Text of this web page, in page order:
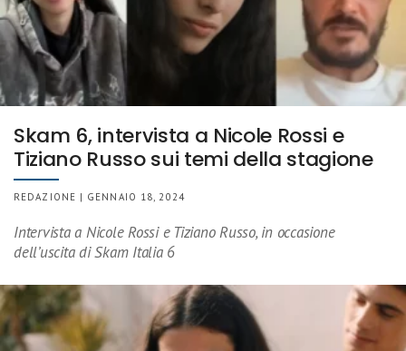
Skam 6, intervista a Nicole Rossi e
Tiziano Russo sui temi della stagione
REDAZIONE | GENNAIO 18, 2024
Intervista a Nicole Rossi e Tiziano Russo, in occasione
dell’uscita di Skam Italia 6